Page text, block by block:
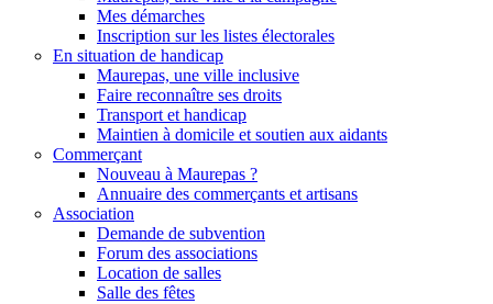
Mes démarches
Inscription sur les listes électorales
En situation de handicap
Maurepas, une ville inclusive
Faire reconnaître ses droits
Transport et handicap
Maintien à domicile et soutien aux aidants
Commerçant
Nouveau à Maurepas ?
Annuaire des commerçants et artisans
Association
Demande de subvention
Forum des associations
Location de salles
Salle des fêtes